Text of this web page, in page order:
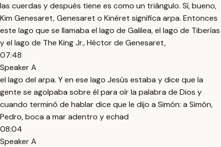
las cuerdas y después tiene es como un triángulo. Sí, bueno,
Kim Genesaret, Genesaret o Kinéret significa arpa. Entonces
este lago que se llamaba el lago de Galilea, el lago de Tiberías
y el lago de The King Jr., Héctor de Genesaret,
07:48
Speaker A
el lago del arpa. Y en ese lago Jesús estaba y dice que la
gente se agolpaba sobre él para oír la palabra de Dios y
cuando terminó de hablar dice que le dijo a Simón: a Simón,
Pedro, boca a mar adentro y echad
08:04
Speaker A